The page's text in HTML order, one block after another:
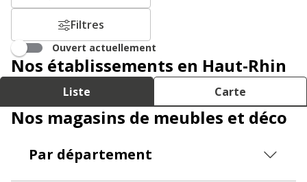
Filtres
Ouvert actuellement
Nos établissements en Haut-Rhin
Liste Carte
Nos magasins de meubles et déco
Par département